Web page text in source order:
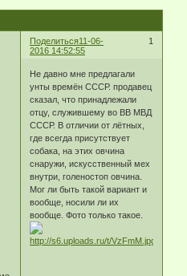
Поделиться 1
11-06-
2016 14:52:55
Не давно мне предлагали
унты времён СССР. продавец
сказал, что принадлежали
отцу, служившему во ВВ МВД
СССР. В отличии от лётных,
где всегда присутствует
собака, на этих овчина
снаружи, искусственный мех
внутри, голеностоп овчина.
Мог ли быть такой вариант и
вообще, носили ли их
вообще. Фото только такое.